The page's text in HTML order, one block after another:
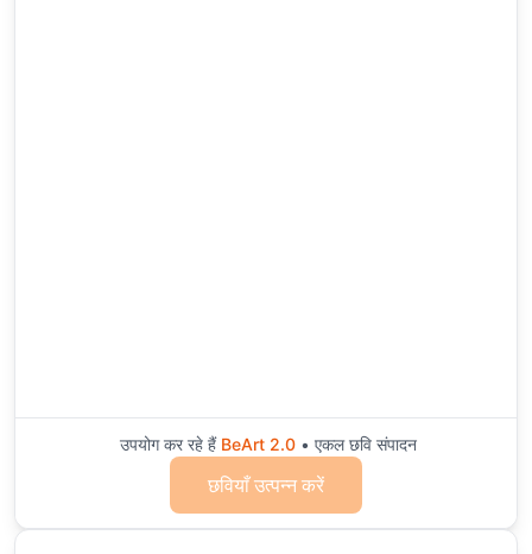
उपयोग कर रहे हैं BeArt 2.0 • एकल छवि संपादन
छवियाँ उत्पन्न करें